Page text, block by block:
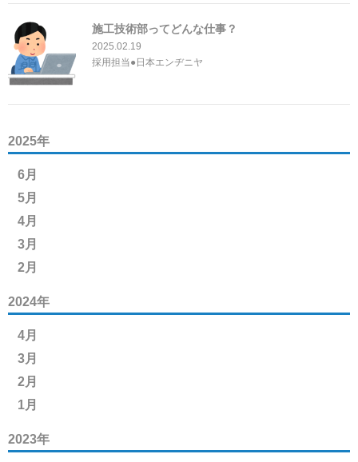
施工技術部ってどんな仕事？
2025.02.19
採用担当●日本エンヂニヤ
2025年
6月
5月
4月
3月
2月
2024年
4月
3月
2月
1月
2023年